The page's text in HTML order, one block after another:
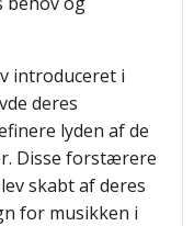
introduceret i
deres
lyden af de
Disse forstærere
skabt af deres
for musikken i